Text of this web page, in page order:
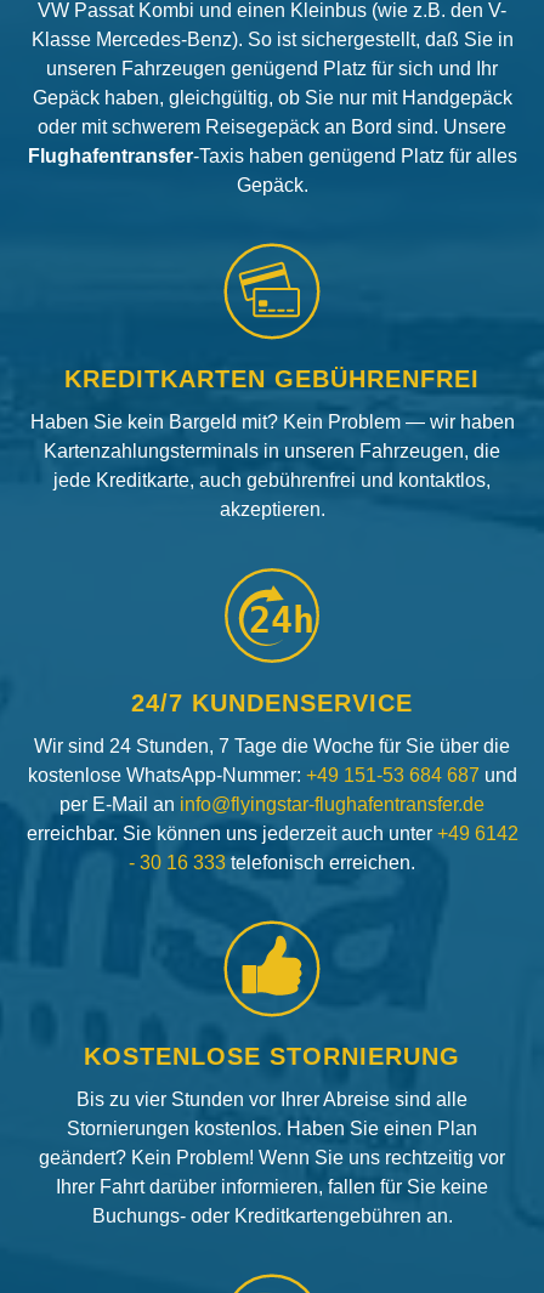
VW Passat Kombi und einen Kleinbus (wie z.B. den V-
Klasse Mercedes-Benz). So ist sichergestellt, daß Sie in
unseren Fahrzeugen genügend Platz für sich und Ihr
Gepäck haben, gleichgültig, ob Sie nur mit Handgepäck
oder mit schwerem Reisegepäck an Bord sind. Unsere
Flughafentransfer-Taxis haben genügend Platz für alles
Gepäck.
KREDITKARTEN GEBÜHRENFREI
Haben Sie kein Bargeld mit? Kein Problem — wir haben
Kartenzahlungsterminals in unseren Fahrzeugen, die
jede Kreditkarte, auch gebührenfrei und kontaktlos,
akzeptieren.
24h
24/7 KUNDENSERVICE
Wir sind 24 Stunden, 7 Tage die Woche für Sie über die
kostenlose WhatsApp-Nummer: +49 151-53 684 687 und
per E-Mail an info@flyingstar-flughafentransfer.de
erreichbar. Sie können uns jederzeit auch unter +49 6142
- 30 16 333 telefonisch erreichen.
KOSTENLOSE STORNIERUNG
Bis zu vier Stunden vor Ihrer Abreise sind alle
Stornierungen kostenlos. Haben Sie einen Plan
geändert? Kein Problem! Wenn Sie uns rechtzeitig vor
Ihrer Fahrt darüber informieren, fallen für Sie keine
Buchungs- oder Kreditkartengebühren an.